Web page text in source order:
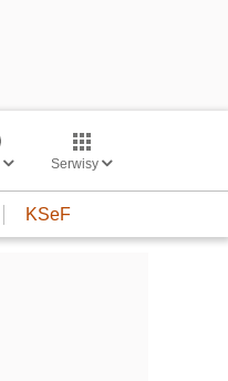
Serwisy
KSeF